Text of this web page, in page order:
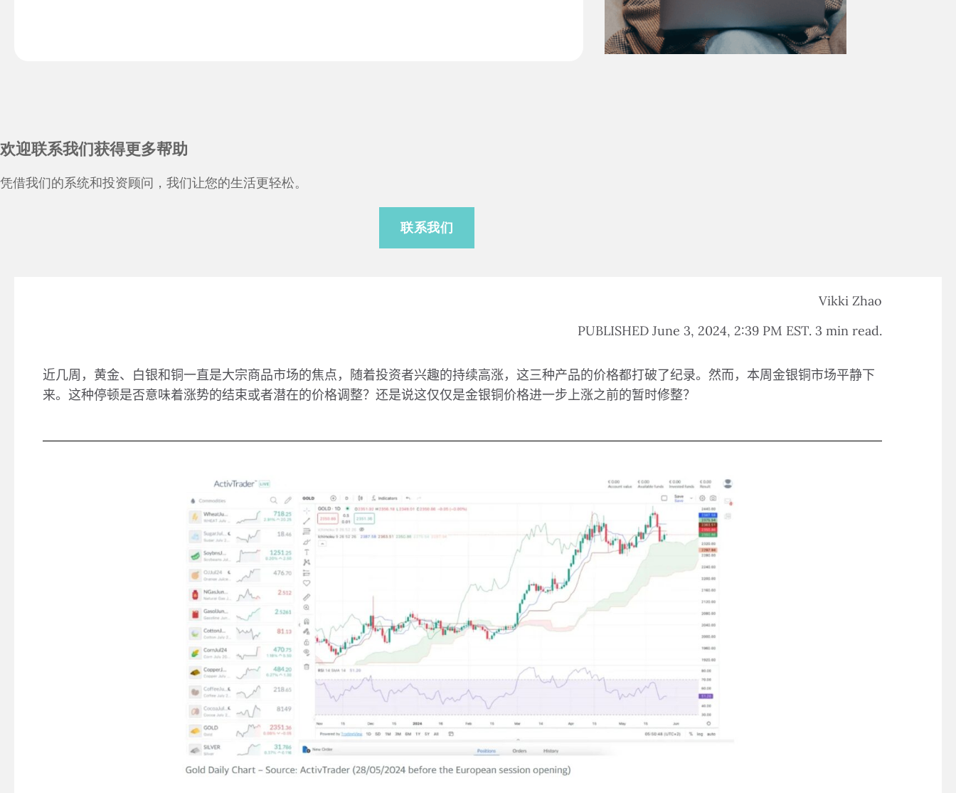
欢迎联系我们获得更多帮助
凭借我们的系统和投资顾问，我们让您的生活更轻松。
联系我们
Vikki Zhao
PUBLISHED June 3, 2024, 2:39 PM EST. 3 min read.
近几周，黄金、白银和铜一直是大宗商品市场的焦点，随着投资者兴趣的持续高涨，这三种产品的价格都打破了纪录。然而，本周金银铜市场平静下
来。这种停顿是否意味着涨势的结束或者潜在的价格调整？还是说这仅仅是金银铜价格进一步上涨之前的暂时修整？